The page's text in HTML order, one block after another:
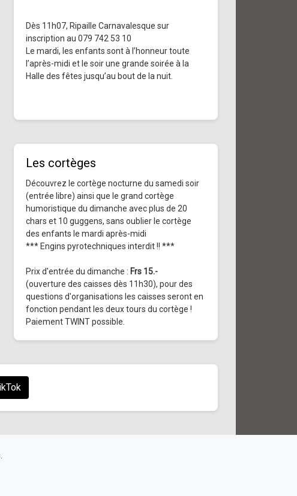
Dès 11h07, Ripaille Carnavalesque sur
inscription au 079 742 53 10
Le mardi, les enfants sont à l’honneur toute
l’après-midi et le soir une grande soirée à la
Halle des fêtes jusqu’au bout de la nuit.
Les cortèges
Découvrez le cortège nocturne du samedi soir
(entrée libre) ainsi que le grand cortège
humoristique du dimanche avec plus de 20
chars et 10 guggens, sans oublier le cortège
des enfants le mardi après-midi
*** Engins pyrotechniques interdit !! ***
Prix d'entrée du dimanche : Frs 15.-
(ouverture des caisses dès 11h30), pour des
questions d'organisations les caisses seront en
fonction pendant les deux tours du cortège !
Paiement TWINT possible.